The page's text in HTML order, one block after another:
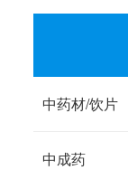
中药材/饮片
中成药